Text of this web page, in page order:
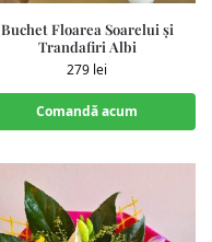
Buchet Floarea Soarelui și
Trandafiri Albi
279 lei
Comandă acum